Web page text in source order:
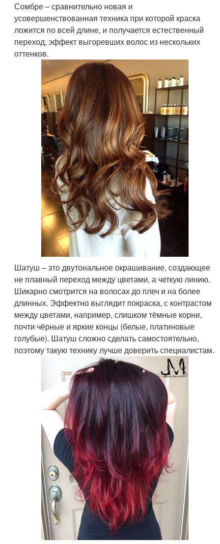
Сомбре – сравнительно новая и
усовершенствованная техника при которой краска
ложится по всей длине, и получается естественный
переход, эффект выгоревших волос из нескольких
оттенков.
Шатуш – это двутональное окрашивание, создающее
не плавный переход между цветами, а четкую линию.
Шикарно смотрится на волосах до плеч и на более
длинных. Эффектно выглядит покраска, с контрастом
между цветами, например, слишком тёмные корни,
почти чёрные и яркие концы (белые, платиновые
голубые). Шатуш сложно сделать самостоятельно,
поэтому такую технику лучше доверить специалистам.